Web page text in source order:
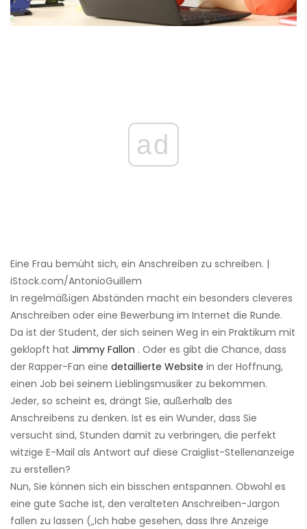
ad
Eine Frau bemüht sich, ein Anschreiben zu schreiben. |
iStock.com/AntonioGuillem
In regelmäßigen Abständen macht ein besonders cleveres
Anschreiben oder eine Bewerbung im Internet die Runde.
Da ist der Student, der sich seinen Weg in ein Praktikum mit
geklopft hat Jimmy Fallon . Oder es gibt die Chance, dass
der Rapper-Fan eine detaillierte Website in der Hoffnung,
einen Job bei seinem Lieblingsmusiker zu bekommen.
Jeder, so scheint es, drängt Sie, außerhalb des
Anschreibens zu denken. Ist es ein Wunder, dass Sie
versucht sind, Stunden damit zu verbringen, die perfekt
witzige E-Mail als Antwort auf diese Craiglist-Stellenanzeige
zu erstellen?
Nun, Sie können sich ein bisschen entspannen. Obwohl es
eine gute Sache ist, den veralteten Anschreiben-Jargon
fallen zu lassen („Ich habe gesehen, dass Ihre Anzeige